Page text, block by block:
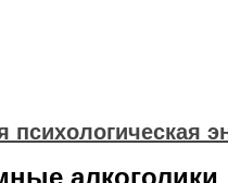
психологическая
алкоголики